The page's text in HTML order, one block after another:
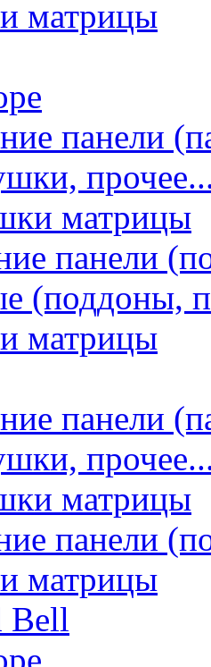
матрицы
панели
матрицы
панели
(поддоны,
матрицы
панели
матрицы
панели
матрицы
Bell